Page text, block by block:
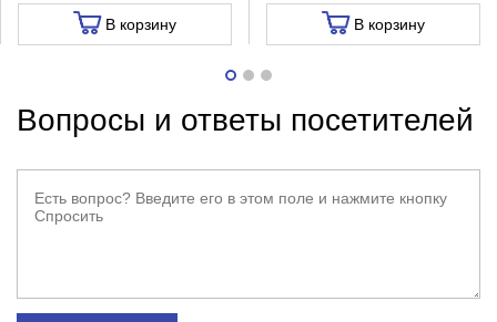
В корзину В корзину
Вопросы и ответы посетителей